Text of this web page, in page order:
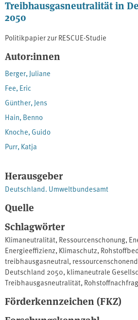
Treibhausgasneutralität in
2050
Politikpapier zur RESCUE-Studie
Autor:innen
Berger, Juliane
Fee, Eric
Günther, Jens
Hain, Benno
Knoche, Guido
Purr, Katja
Herausgeber
Deutschland. Umweltbundesamt
Quelle
Schlagwörter
Klimaneutralität,Ressourcenschonung,
Energieeffizienz,Klimaschutz,
treibhausgasneutral,ressourcenschonend
Deutschland 2050,klimaneutrale
Treibhausgasneutralität,
Förderkennzeichen (FKZ)